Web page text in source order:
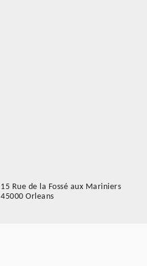
15 Rue de la Fossé aux Mariniers
45000 Orleans